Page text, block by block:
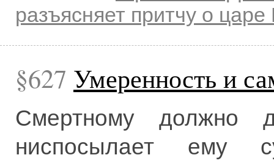
разъясняет притчу о
627 Умеренность и
Смертному должно
ниспосылает ему